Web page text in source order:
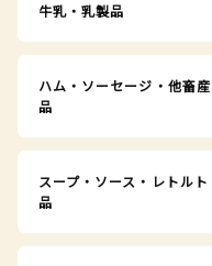
牛乳・乳製品
ハム・ソーセージ・他畜産
品
スープ・ソース・レトルト
品